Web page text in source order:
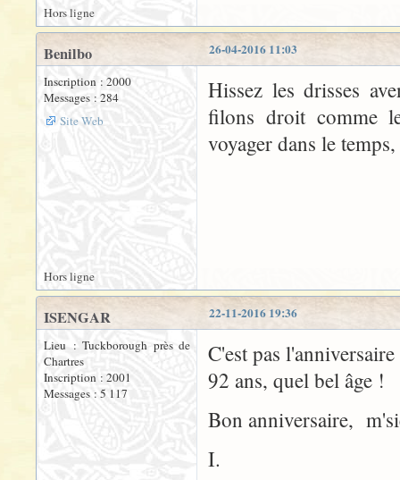
Hors ligne
26-04-2016 11:03
Benilbo
Inscription : 2000
Messages : 284
Site Web
Hissez les drisses
filons droit comme
voyager dans le
Hors ligne
22-11-2016 19:36
ISENGAR
Lieu : Tuckborough près de
Chartres
Inscription : 2001
Messages : 5 117
C'est pas
92 ans, quel bel âge !
Bon anniversaire,
I.